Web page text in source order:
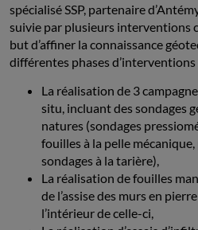
spécialisé SSP, partenaire
suivie par plusieurs interventions
but d’affiner la connaissance
différentes phases
La réalisation de 3
situ, incluant des sondages
natures (sondages
fouilles à la pelle
sondages à la tarière),
La réalisation de fouilles
de l’assise des murs en
l’intérieur de celle-ci,